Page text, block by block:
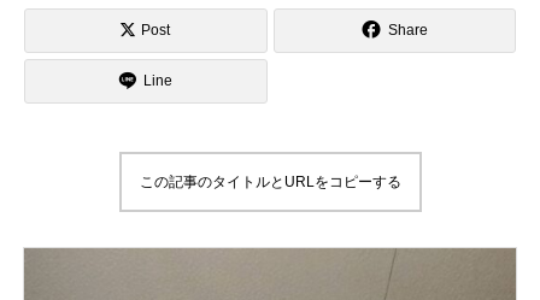
Post Share
Line
この記事のタイトルとURLをコピーする